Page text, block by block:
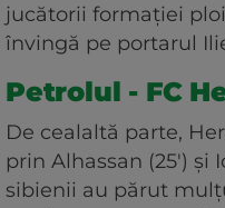
jucătorii formației
învingă pe portarul
Petrolul - FC
De cealaltă parte,
prin Alhassan (25') și
sibienii au părut